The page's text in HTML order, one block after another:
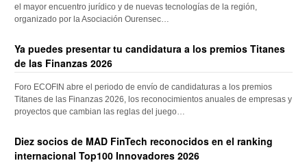
el mayor encuentro jurídico y de nuevas tecnologías de la región,
organizado por la Asociación Ourensec…
Ya puedes presentar tu candidatura a los premios Titanes
de las Finanzas 2026
Foro ECOFIN abre el periodo de envío de candidaturas a los premios
Titanes de las Finanzas 2026, los reconocimientos anuales de empresas y
proyectos que cambian las reglas del juego…
Diez socios de MAD FinTech reconocidos en el ranking
internacional Top100 Innovadores 2026